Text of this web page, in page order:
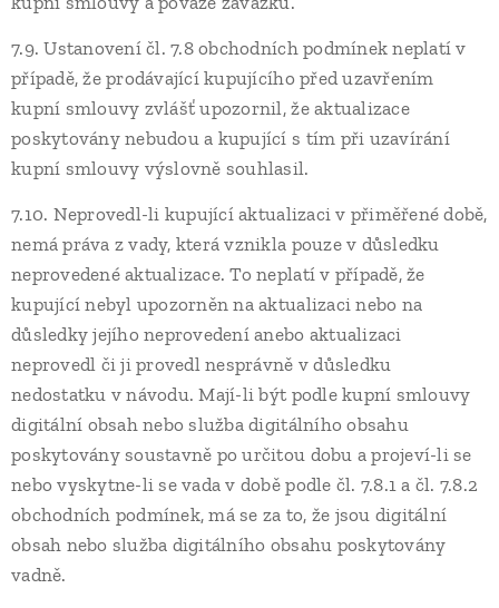
7.9. Ustanovení čl. 7.8 obchodních podmínek neplatí v
případě, že prodávající kupujícího před uzavřením
kupní smlouvy zvlášť upozornil, že aktualizace
poskytovány nebudou a kupující s tím při uzavírání
kupní smlouvy výslovně souhlasil.
7.10. Neprovedl-li kupující aktualizaci v přiměřené době,
nemá práva z vady, která vznikla pouze v důsledku
neprovedené aktualizace. To neplatí v případě, že
kupující nebyl upozorněn na aktualizaci nebo na
důsledky jejího neprovedení anebo aktualizaci
neprovedl či ji provedl nesprávně v důsledku
nedostatku v návodu. Mají-li být podle kupní smlouvy
digitální obsah nebo služba digitálního obsahu
poskytovány soustavně po určitou dobu a projeví-li se
nebo vyskytne-li se vada v době podle čl. 7.8.1 a čl. 7.8.2
obchodních podmínek, má se za to, že jsou digitální
obsah nebo služba digitálního obsahu poskytovány
vadně.